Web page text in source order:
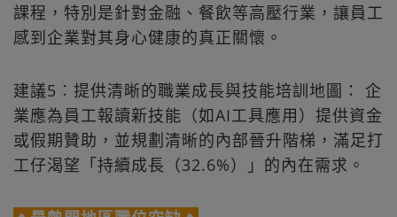
課程，特別是針對金融、餐飲等高壓行業，讓員工
感到企業對其身心健康的真正關懷。
建議5︰提供清晰的職業成長與技能培訓地圖： 企
業應為員工報讀新技能（如AI工具應用）提供資金
或假期贊助，並規劃清晰的內部晉升階梯，滿足打
工仔渴望「持續成長（32.6%）」的內在需求。